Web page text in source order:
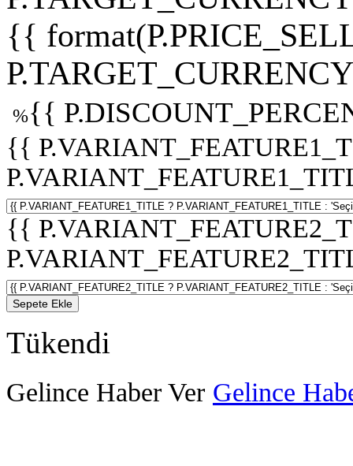
{{
%{{
{{
{{
Sepete Ekle
Tükendi
Gelince Haber Ver Gelince